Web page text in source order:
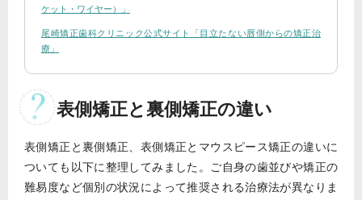
ケット・ワイヤー）」
尾崎矯正歯科クリニック公式サイト「目立たない唇側からの矯正治
療」
表側矯正と裏側矯正の違い
表側矯正と裏側矯正、表側矯正とマウスピース矯正の違いに
ついても以下に整理してみました。ご自身の歯並びや矯正の
難易度など個別の状況によって推奨される治療法が異なりま